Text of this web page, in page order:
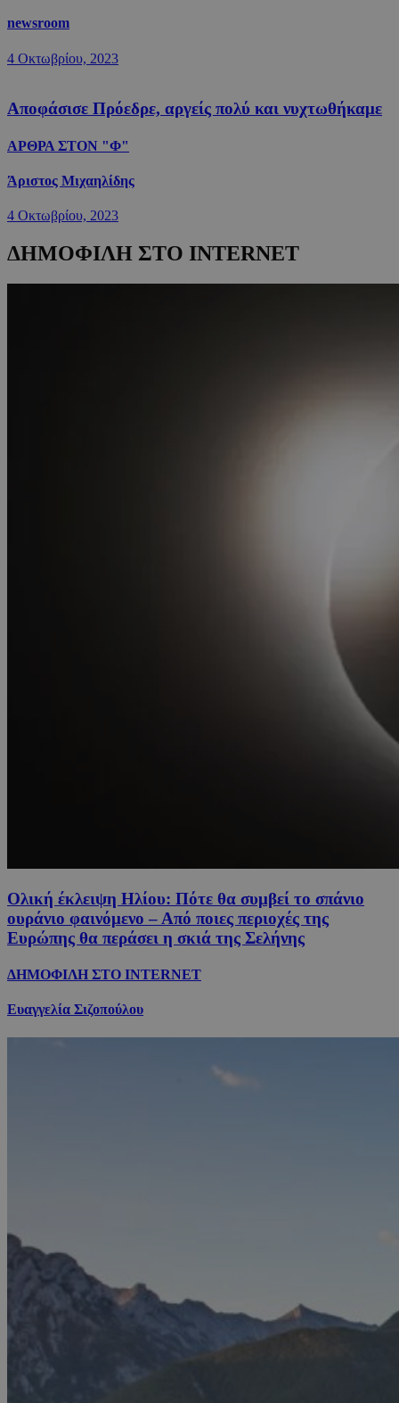
newsroom
4 Οκτωβρίου, 2023
Αποφάσισε Πρόεδρε, αργείς πολύ και νυχτωθήκαμε
ΑΡΘΡΑ ΣΤΟΝ "Φ"
Άριστος Μιχαηλίδης
4 Οκτωβρίου, 2023
ΔΗΜΟΦΙΛΗ ΣΤΟ INTERNET
Ολική έκλειψη Ηλίου: Πότε θα συμβεί το σπάνιο
ουράνιο φαινόμενο – Από ποιες περιοχές της
Ευρώπης θα περάσει η σκιά της Σελήνης
ΔΗΜΟΦΙΛΗ ΣΤΟ INTERNET
Ευαγγελία Σιζοπούλου